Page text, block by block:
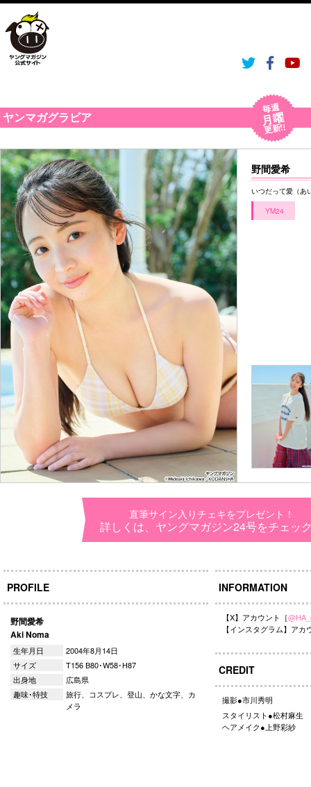
ヤンマガグラビア
毎週
月曜
更新!!
野間愛希
いつだって愛（あ
YM24
直筆サイン入りチェキをプレゼント！
詳しくは、ヤングマガジン24号をチェッ
PROFILE
野間愛希
Aki Noma
生年月日
2004年8月14日
サイズ
T156 B80･W58･H87
出身地
広島県
趣味･特技
旅行、コスプレ、登山、かな文字、カ
メラ
INFORMATION
【X】アカウント［
【インスタグラム】アカ
CREDIT
撮影●市川秀明
スタイリスト●松村麻生
ヘアメイク●上野彩紗